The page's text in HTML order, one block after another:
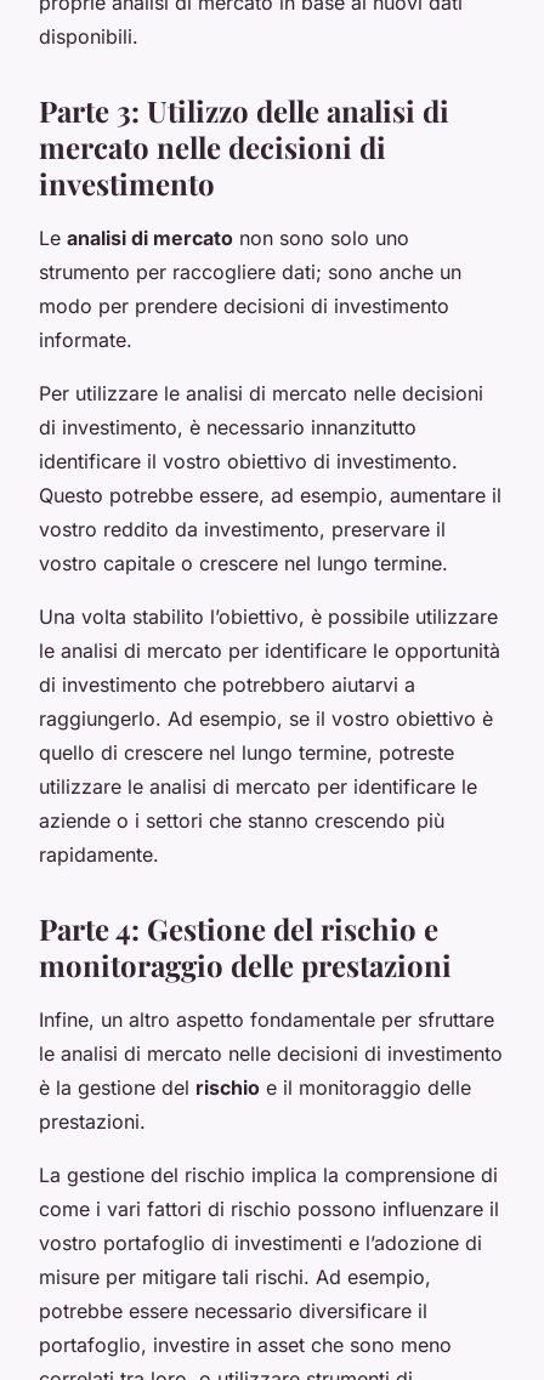
disponibili.
Parte 3: Utilizzo delle analisi di
mercato nelle decisioni di
investimento
Le analisi di mercato non sono solo uno
strumento per raccogliere dati; sono anche un
modo per prendere decisioni di investimento
informate.
Per utilizzare le analisi di mercato nelle decisioni
di investimento, è necessario innanzitutto
identificare il vostro obiettivo di investimento.
Questo potrebbe essere, ad esempio, aumentare il
vostro reddito da investimento, preservare il
vostro capitale o crescere nel lungo termine.
Una volta stabilito l’obiettivo, è possibile utilizzare
le analisi di mercato per identificare le opportunità
di investimento che potrebbero aiutarvi a
raggiungerlo. Ad esempio, se il vostro obiettivo è
quello di crescere nel lungo termine, potreste
utilizzare le analisi di mercato per identificare le
aziende o i settori che stanno crescendo più
rapidamente.
Parte 4: Gestione del rischio e
monitoraggio delle prestazioni
Infine, un altro aspetto fondamentale per sfruttare
le analisi di mercato nelle decisioni di investimento
è la gestione del rischio e il monitoraggio delle
prestazioni.
La gestione del rischio implica la comprensione di
come i vari fattori di rischio possono influenzare il
vostro portafoglio di investimenti e l’adozione di
misure per mitigare tali rischi. Ad esempio,
potrebbe essere necessario diversificare il
portafoglio, investire in asset che sono meno